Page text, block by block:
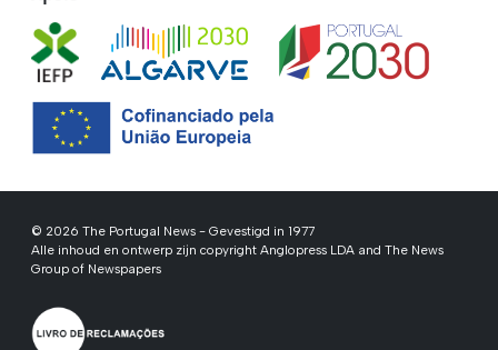
© 2026 The Portugal News - Gevestigd in 1977
Alle inhoud en ontwerp zijn copyright Anglopress LDA and The News
Group of Newspapers